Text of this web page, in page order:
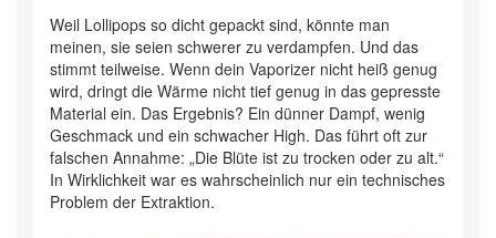
Weil Lollipops so dicht gepackt sind, könnte man
meinen, sie seien schwerer zu verdampfen. Und das
stimmt teilweise. Wenn dein Vaporizer nicht heiß genug
wird, dringt die Wärme nicht tief genug in das gepresste
Material ein. Das Ergebnis? Ein dünner Dampf, wenig
Geschmack und ein schwacher High. Das führt oft zur
falschen Annahme: „Die Blüte ist zu trocken oder zu alt.“
In Wirklichkeit war es wahrscheinlich nur ein technisches
Problem der Extraktion.